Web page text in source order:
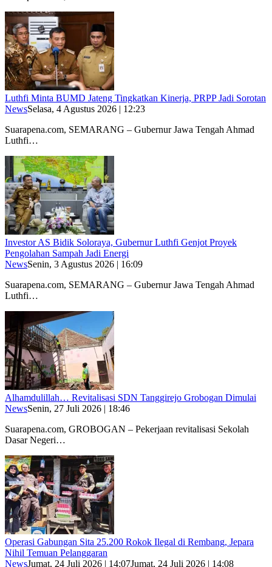
Luthfi Minta BUMD Jateng Tingkatkan Kinerja, PRPP Jadi Sorotan
NewsSelasa, 4 Agustus 2026 | 12:23
Suarapena.com, SEMARANG – Gubernur Jawa Tengah Ahmad
Luthfi…
Investor AS Bidik Soloraya, Gubernur Luthfi Genjot Proyek
Pengolahan Sampah Jadi Energi
NewsSenin, 3 Agustus 2026 | 16:09
Suarapena.com, SEMARANG – Gubernur Jawa Tengah Ahmad
Luthfi…
Alhamdulillah… Revitalisasi SDN Tanggirejo Grobogan Dimulai
NewsSenin, 27 Juli 2026 | 18:46
Suarapena.com, GROBOGAN – Pekerjaan revitalisasi Sekolah
Dasar Negeri…
Operasi Gabungan Sita 25.200 Rokok Ilegal di Rembang, Jepara
Nihil Temuan Pelanggaran
NewsJumat, 24 Juli 2026 | 14:07Jumat, 24 Juli 2026 | 14:08